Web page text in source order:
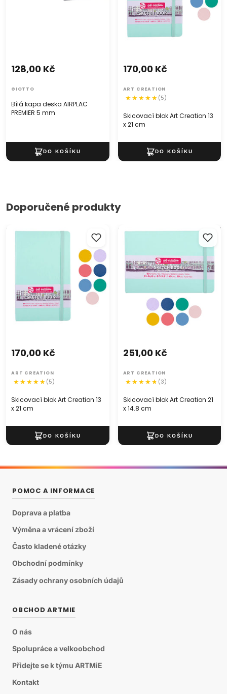
Bílá kapa deska AIRPLAC
PREMIER 5 mm
128,00 Kč
GIOTTO
Skicovací blok Art Creation 13
x 21 cm
170,00 Kč
ART CREATION
(5)
Doporučené produkty
Skicovací blok Art Creation 13
Skicovací blok Art Creation 13
x 21 cm
170,00 Kč
ART CREATION
(5)
Skicovací blok Art Creation 21
Skicovací blok Art Creation 21
x 14.8 cm
251,00 Kč
ART CREATION
(3)
POMOC A INFORMACE
Doprava a platba
Výměna a vrácení zboží
Často kladené otázky
Obchodní podmínky
Zásady ochrany osobních údajů
OBCHOD ARTMIE
O nás
Spolupráce a velkoobchod
Přidejte se k týmu ARTMiE
Kontakt